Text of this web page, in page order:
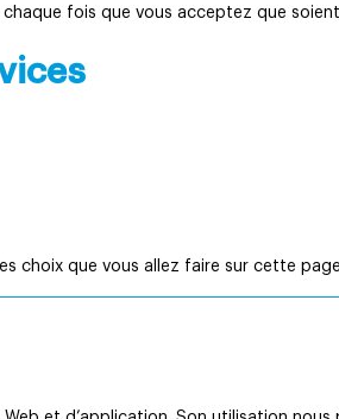
fois que vous acceptez que
choix que vous allez faire sur cette